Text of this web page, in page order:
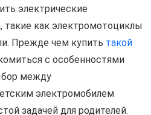
электрические
такие как электромотоциклы
Прежде чем купить такой
с особенностями
между
электромобилем
задачей для родителей.